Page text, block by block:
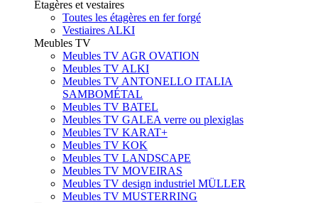
Étagères et vestaires
Toutes les étagères en fer forgé
Vestiaires ALKI
Meubles TV
Meubles TV AGR OVATION
Meubles TV ALKI
Meubles TV ANTONELLO ITALIA
SAMBOMÉTAL
Meubles TV BATEL
Meubles TV GALEA verre ou plexiglas
Meubles TV KARAT+
Meubles TV KOK
Meubles TV LANDSCAPE
Meubles TV MOVEIRAS
Meubles TV design industriel MÜLLER
Meubles TV MUSTERRING